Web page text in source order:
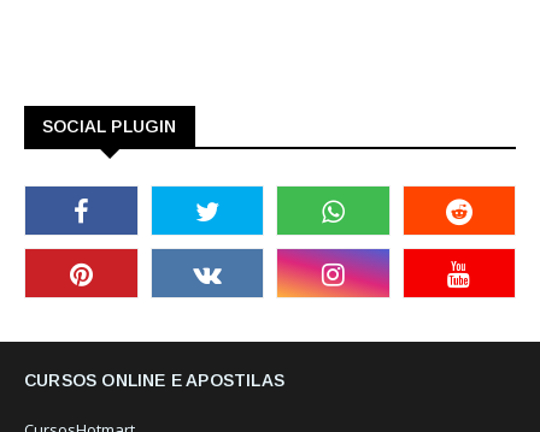
SOCIAL PLUGIN
CURSOS ONLINE E APOSTILAS